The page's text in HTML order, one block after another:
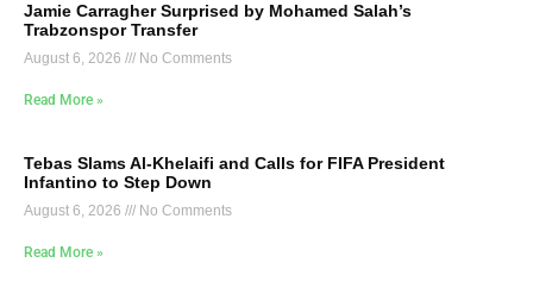
Jamie Carragher Surprised by Mohamed Salah’s
Trabzonspor Transfer
August 6, 2026 No Comments
Read More »
Tebas Slams Al-Khelaifi and Calls for FIFA President
Infantino to Step Down
August 6, 2026 No Comments
Read More »